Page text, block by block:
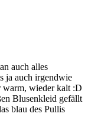
auch alles
ja auch irgendwie
warm, wieder kalt :D
Blusenkleid gefällt
blau des Pullis